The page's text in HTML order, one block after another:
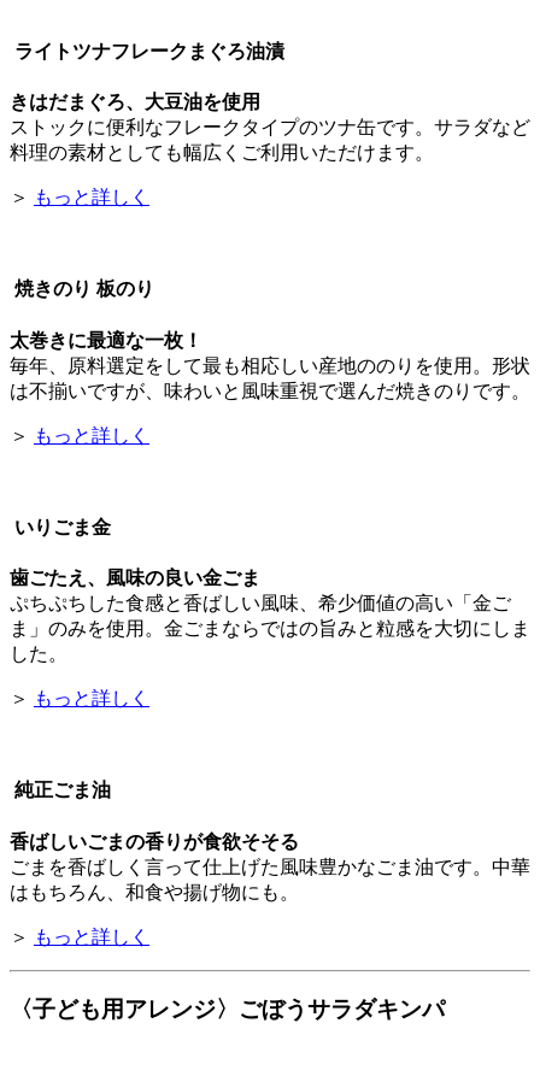
ライトツナフレークまぐろ油漬
きはだまぐろ、大豆油を使用
ストックに便利なフレークタイプのツナ缶です。サラダなど
料理の素材としても幅広くご利用いただけます。
＞ もっと詳しく
焼きのり 板のり
太巻きに最適な一枚！
毎年、原料選定をして最も相応しい産地ののりを使用。形状
は不揃いですが、味わいと風味重視で選んだ焼きのりです。
＞ もっと詳しく
いりごま金
歯ごたえ、風味の良い金ごま
ぷちぷちした食感と香ばしい風味、希少価値の高い「金ご
ま」のみを使用。金ごまならではの旨みと粒感を大切にしま
した。
＞ もっと詳しく
純正ごま油
香ばしいごまの香りが食欲そそる
ごまを香ばしく言って仕上げた風味豊かなごま油です。中華
はもちろん、和食や揚げ物にも。
＞ もっと詳しく
〈子ども用アレンジ〉ごぼうサラダキンパ